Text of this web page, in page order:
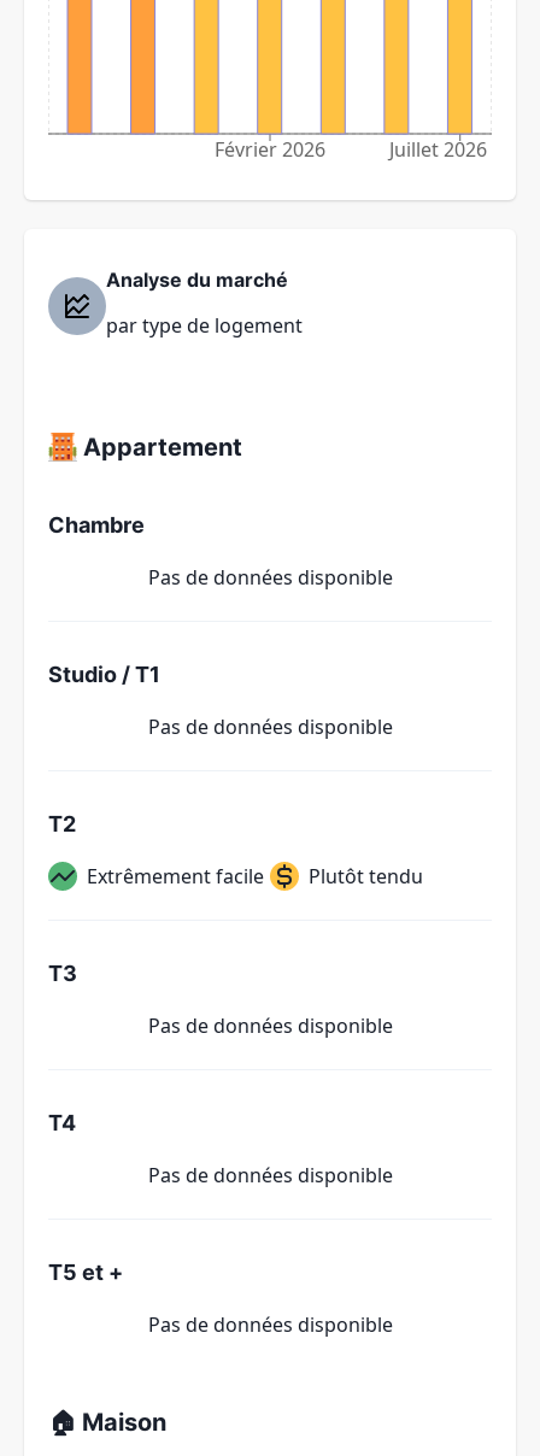
Février 2026 Juillet 2026
Analyse du marché
par type de logement
Appartement
Chambre
Pas de données disponible
Studio / T1
Pas de données disponible
T2
Extrêmement facile Plutôt tendu
T3
Pas de données disponible
T4
Pas de données disponible
T5 et +
Pas de données disponible
🏠 Maison